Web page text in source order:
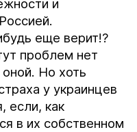
и
еще верит!?
проблем нет
оной. Но хоть
у украинцев
если, как
в их собственном